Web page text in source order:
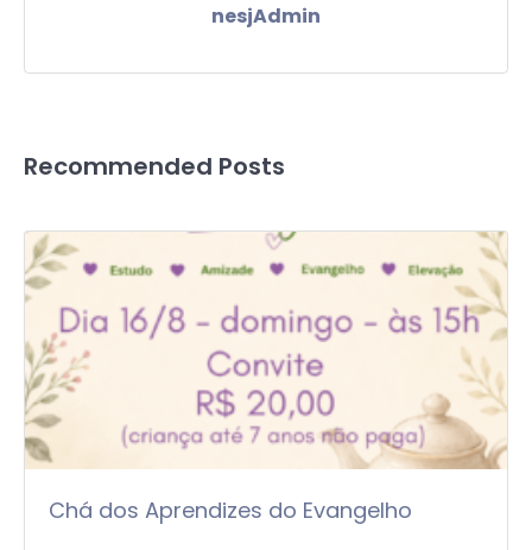
nesjAdmin
Recommended Posts
Chá dos Aprendizes do Evangelho